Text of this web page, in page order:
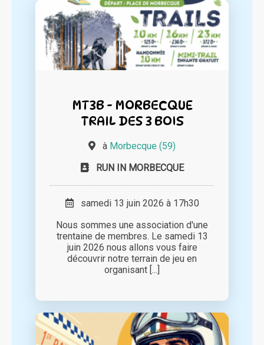
MT3B - MORBECQUE
TRAIL DES 3 BOIS
à Morbecque (59)
RUN IN MORBECQUE
samedi 13 juin 2026 à 17h30
Nous sommes une association d'une
trentaine de membres. Le samedi 13
juin 2026 nous allons vous faire
découvrir notre terrain de jeu en
organisant [...]